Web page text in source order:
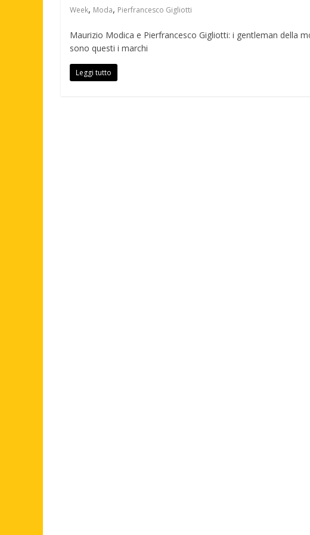
Week, Moda, Pierfrancesco Gigliotti
Maurizio Modica e Pierfrancesco Gigliotti: i gentleman della
sono questi i marchi
Leggi tutto